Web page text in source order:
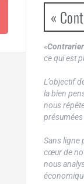
«
«Contrarier
ce qui est
L’objectif
la bien
nous
présumées
Sans ligne
cœur de
nous